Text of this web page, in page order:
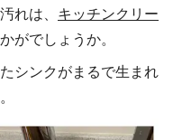
れは、 キッチンクリー
がでしょうか。
シンクがまるで生まれ